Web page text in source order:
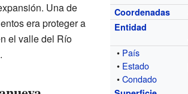
Coordenadas
Entidad
• País
• Estado
•Condado
Una de
era proteger a
el valle del Río